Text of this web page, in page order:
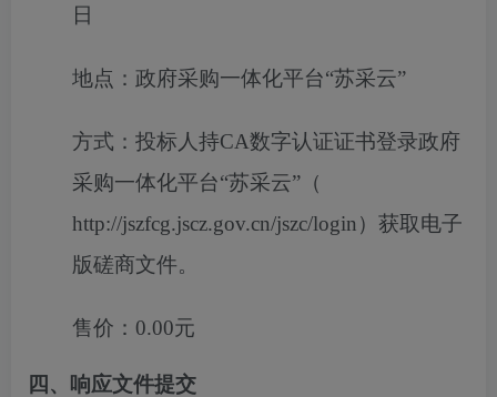
日
地点： 政府采购一体化平台“苏采云”
方式： 投标人持CA数字认证证书登录政府
采购一体化平台“苏采云”（
http://jszfcg.jscz.gov.cn/jszc/login）获取电子
版磋商文件。
售价： 0.00元
四、响应文件提交